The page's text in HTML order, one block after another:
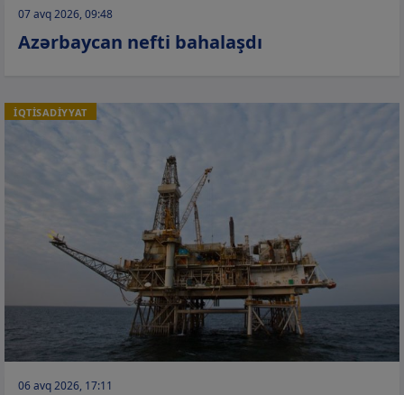
07 avq 2026, 09:48
Azərbaycan nefti bahalaşdı
İQTİSADİYYAT
06 avq 2026, 17:11